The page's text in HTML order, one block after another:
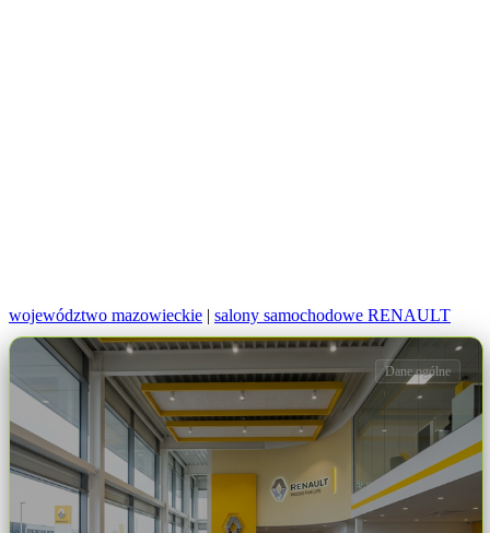
województwo mazowieckie | salony samochodowe RENAULT
Dane ogólne